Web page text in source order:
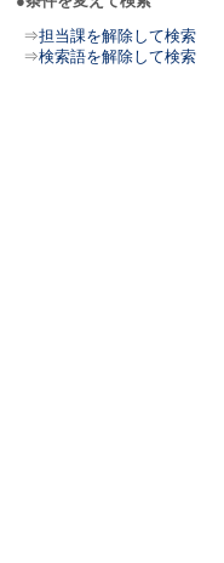
⇒担当課を解除して検索
⇒検索語を解除して検索